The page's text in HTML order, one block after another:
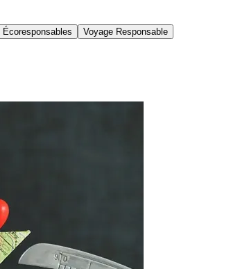
Écoresponsables Voyage Responsable